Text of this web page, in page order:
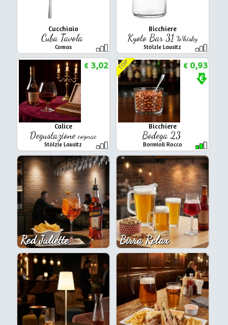
Cucchiaio
Cuba Tavola
Comas
Bicchiere
Kyoto Bar 31 Whisky
Stölzle Lausitz
Calice
Degustazionecognac
Stölzle Lausitz
€3,02
Bicchiere
Bodega 23
Bormioli Rocco
TOP €0,93
Red Juliette Birra Relax